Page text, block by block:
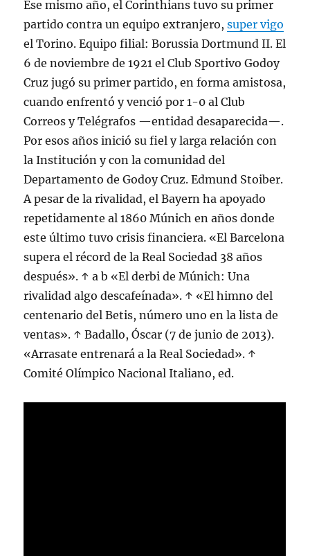
Ese mismo año, el Corinthians tuvo su primer
partido contra un equipo extranjero,super vigo
el Torino. Equipo filial: Borussia Dortmund II. El
6 de noviembre de 1921 el Club Sportivo Godoy
Cruz jugó su primer partido, en forma amistosa,
cuando enfrentó y venció por 1-0 al Club
Correos y Telégrafos —entidad desaparecida—.
Por esos años inició su fiel y larga relación con
la Institución y con la comunidad del
Departamento de Godoy Cruz. Edmund Stoiber.
A pesar de la rivalidad, el Bayern ha apoyado
repetidamente al 1860 Múnich en años donde
este último tuvo crisis financiera. «El Barcelona
supera el récord de la Real Sociedad 38 años
después». ↑ a b «El derbi de Múnich: Una
rivalidad algo descafeínada». ↑ «El himno del
centenario del Betis, número uno en la lista de
ventas». ↑ Badallo, Óscar (7 de junio de 2013).
«Arrasate entrenará a la Real Sociedad». ↑
Comité Olímpico Nacional Italiano, ed.